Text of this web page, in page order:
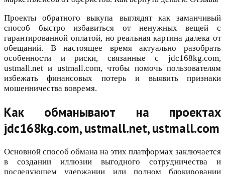
Проекты обратного выкупа выглядят как заманчивый
способ быстро избавиться от ненужных вещей с
гарантированной оплатой, но реальная картина далека от
обещаний. В настоящее время актуально разобрать
особенности и риски, связанные с jdc168kg.com,
ustmall.net и ustmall.com, чтобы помочь пользователям
избежать финансовых потерь и выявить признаки
мошенничества вовремя.
Как обманывают на проектах
jdc168kg.com, ustmall.net, ustmall.com
Основной способ обмана на этих платформах заключается
в создании иллюзии выгодного сотрудничества и
последующем удержании или полном блокировании